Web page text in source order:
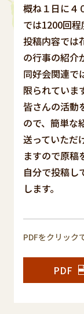
概ね１日に４
では1200回程
投稿内容では
の行事の紹介
同好会関連で
限られていま
皆さんの活動
ので、簡単な
送っていただ
ますので原稿
自分で投稿し
します。
PDFをクリック
PDF